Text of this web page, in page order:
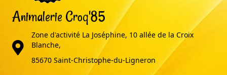
Animalerie Croq'85
adresse
Zone d'activité La Joséphine, 10 allée de la Croix
Blanche,
85670 Saint-Christophe-du-Ligneron